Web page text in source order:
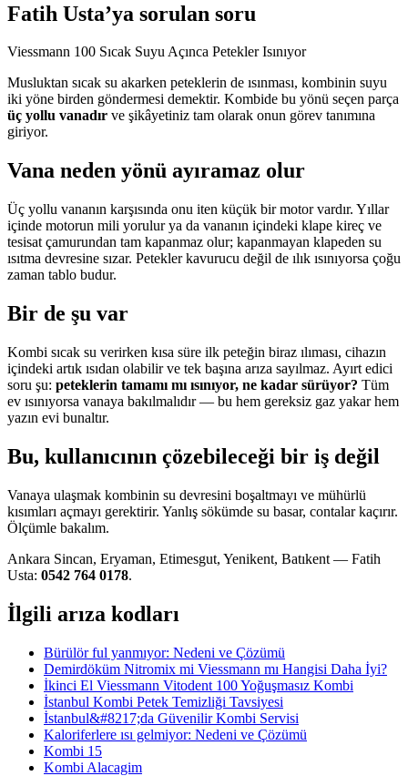
Fatih Usta’ya sorulan soru
Viessmann 100 Sıcak Suyu Açınca Petekler Isınıyor
Musluktan sıcak su akarken peteklerin de ısınması, kombinin suyu
iki yöne birden göndermesi demektir. Kombide bu yönü seçen parça
üç yollu vanadır ve şikâyetiniz tam olarak onun görev tanımına
giriyor.
Vana neden yönü ayıramaz olur
Üç yollu vananın karşısında onu iten küçük bir motor vardır. Yıllar
içinde motorun mili yorulur ya da vananın içindeki klape kireç ve
tesisat çamurundan tam kapanmaz olur; kapanmayan klapeden su
ısıtma devresine sızar. Petekler kavurucu değil de ılık ısınıyorsa çoğu
zaman tablo budur.
Bir de şu var
Kombi sıcak su verirken kısa süre ilk peteğin biraz ılıması, cihazın
içindeki artık ısıdan olabilir ve tek başına arıza sayılmaz. Ayırt edici
soru şu: peteklerin tamamı mı ısınıyor, ne kadar sürüyor? Tüm
ev ısınıyorsa vanaya bakılmalıdır — bu hem gereksiz gaz yakar hem
yazın evi bunaltır.
Bu, kullanıcının çözebileceği bir iş değil
Vanaya ulaşmak kombinin su devresini boşaltmayı ve mühürlü
kısımları açmayı gerektirir. Yanlış sökümde su basar, contalar kaçırır.
Ölçümle bakalım.
Ankara Sincan, Eryaman, Etimesgut, Yenikent, Batıkent — Fatih
Usta: 0542 764 0178.
İlgili arıza kodları
Bürülör ful yanmıyor: Nedeni ve Çözümü
Demirdöküm Nitromix mi Viessmann mı Hangisi Daha İyi?
İkinci El Viessmann Vitodent 100 Yoğuşmasız Kombi
İstanbul Kombi Petek Temizliği Tavsiyesi
İstanbul&#8217;da Güvenilir Kombi Servisi
Kaloriferlere ısı gelmiyor: Nedeni ve Çözümü
Kombi 15
Kombi Alacagim